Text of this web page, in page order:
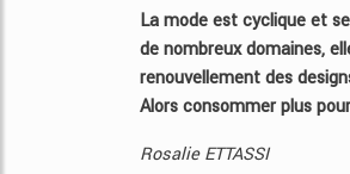
La mode est cyclique et
de nombreux domaines,
renouvellement des
Alors consommer plus
Rosalie ETTASSI